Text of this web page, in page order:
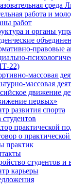
работа и
работ
и органы
правовые
22)
массовая
массовая
движение
первых»
развития спорта
практической
о
практик
студентов и
карьеры